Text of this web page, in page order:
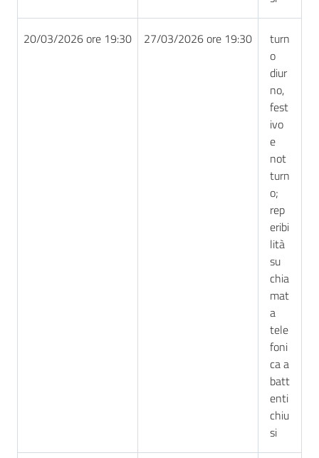
20/03/2026 ore 19:30 27/03/2026 ore 19:30
turn
o
diur
no,
fest
ivo
e
not
turn
o;
rep
eribi
lità
su
chia
mat
a
tele
foni
ca a
batt
enti
chiu
si